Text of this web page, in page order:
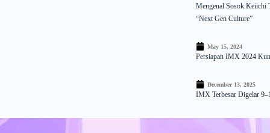
Mengenal Sosok
“Next Gen Culture”
May 15, 2024
Persiapan IMX 2024
December 13, 2025
IMX Terbesar Digelar